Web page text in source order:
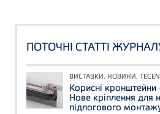
ПОТОЧНІ СТАТТІ
ВИСТАВКИ, НОВИНИ,
Корисні
Нове кріплення для
підлогового